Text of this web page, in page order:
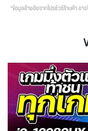
*ข้อมูลอ้างอิงจากโปรชัวร์ร้านค้า อ